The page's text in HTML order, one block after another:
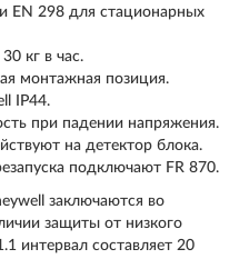
EN 298 для стационарных
кг в час.
монтажная позиция.
IP44.
при падении напряжения.
на детектор блока.
подключают FR 870.
заключаются во
защиты от низкого
интервал составляет 20